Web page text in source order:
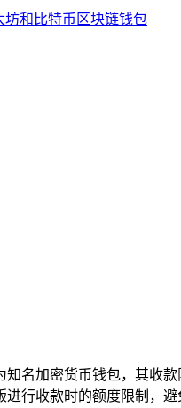
名加密货币钱包，其收
行收款时的额度限制，